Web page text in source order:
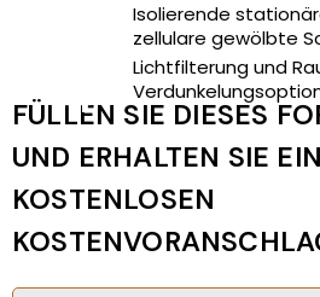
Isolierende
zellulare gewölbte
4
Lichtfilterung und
FÜLLEN SIE DIESES
UND ERHALTEN SIE
KOSTENLOSEN